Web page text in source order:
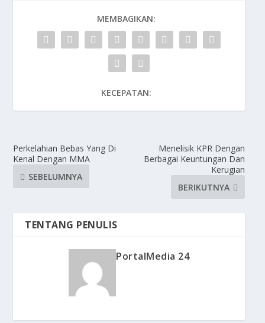
MEMBAGIKAN:
KECEPATAN:
Perkelahian Bebas Yang Di
Kenal Dengan MMA
SEBELUMNYA
Menelisik KPR Dengan
Berbagai Keuntungan Dan
Kerugian
BERIKUTNYA
TENTANG PENULIS
PortalMedia 24